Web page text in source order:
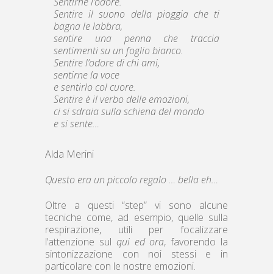
Sentire il suono della pioggia che ti
bagna le labbra,
sentire una penna che traccia
sentimenti su un foglio bianco.
Sentire l’odore di chi ami,
sentirne la voce
e sentirlo col cuore.
Sentire è il verbo delle emozioni,
ci si sdraia sulla schiena del mondo
e si sente…
Alda Merini
Questo era un piccolo regalo … bella eh…
Oltre a questi “step” vi sono alcune
tecniche come, ad esempio, quelle sulla
respirazione, utili per focalizzare
l’attenzione sul qui ed ora, favorendo la
sintonizzazione con noi stessi e in
particolare con le nostre emozioni.